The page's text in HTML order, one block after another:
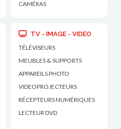
CAMÉRAS
TV - IMAGE - VIDEO
TÉLÉVISEURS
MEUBLES & SUPPORTS
APPAREILS PHOTO
VIDEOPROJECTEURS
RÉCEPTEURS NUMÉRIQUES
LECTEUR DVD